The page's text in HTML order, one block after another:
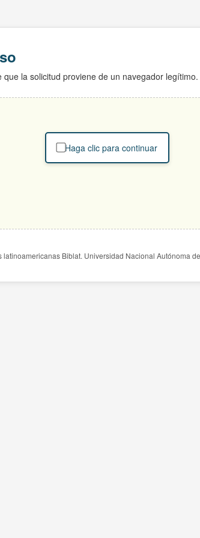
la solicitud proviene de un navegador legítimo.
Haga clic para continuar
latinoamericanas Biblat. Universidad Nacional Autónoma